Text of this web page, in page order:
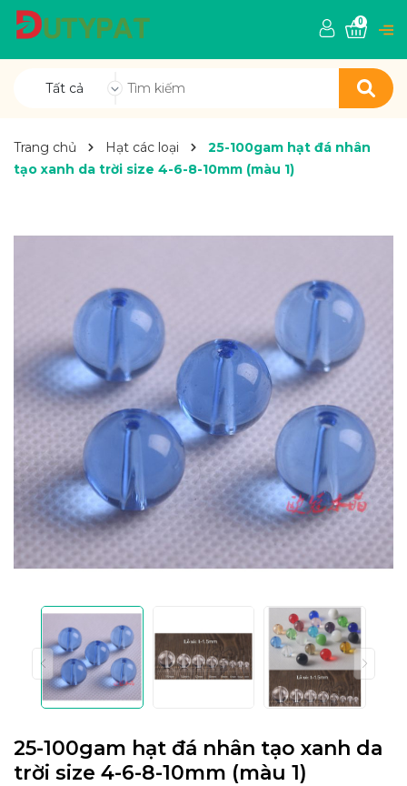
Tất cả
0
Trang chủ Hạt các loại
25-100gam hạt đá nhân
tạo xanh da trời size 4-6-8-10mm (màu 1)
25-100gam hạt đá nhân tạo xanh da
trời size 4-6-8-10mm (màu 1)